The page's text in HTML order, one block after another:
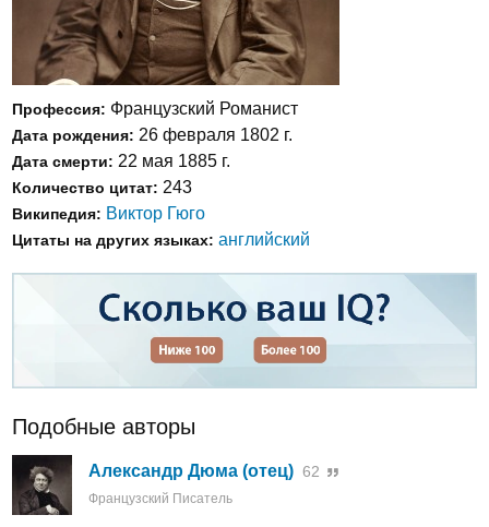
Профессия: Французский Романист
Дата рождения: 26 февраля 1802 г.
Дата смерти: 22 мая 1885 г.
Количество цитат: 243
Википедия: Виктор Гюго
Цитаты на других языках: английский
Подобные авторы
Александр Дюма (отец) 62
Французский Писатель